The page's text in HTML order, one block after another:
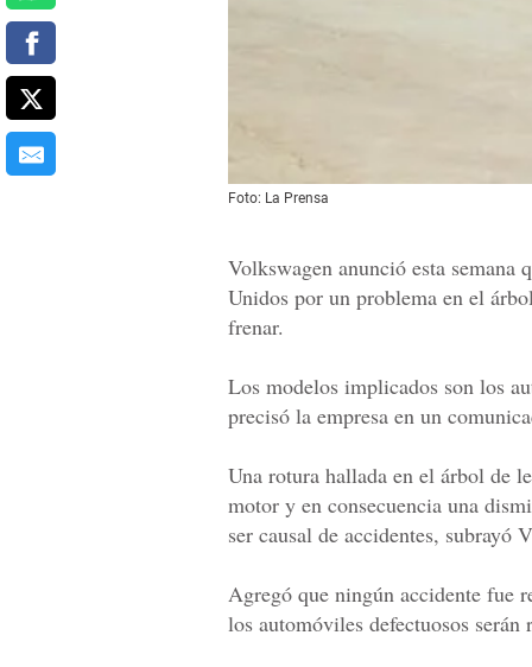
Foto: La Prensa
Volkswagen anunció esta semana
Unidos por un problema en el
frenar.
Los modelos implicados son los
precisó la empresa en un
Una rotura hallada en el árbol de
motor y en consecuencia una
ser causal de accidentes, subrayó
Agregó que ningún accidente fue
los automóviles defectuosos serán